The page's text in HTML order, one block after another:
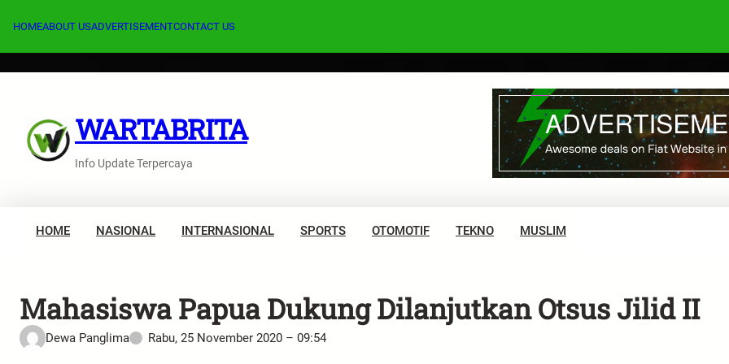
HOMEABOUT USADVERTISEMENTCONTACT US
WARTABRITA
Info Update Terpercaya
HOME NASIONAL INTERNASIONAL SPORTS OTOMOTIF TEKNO MUSLIM
Mahasiswa Papua Dukung Dilanjutkan Otsus Jilid II
Dewa Panglima Rabu, 25 November 2020 – 09:54